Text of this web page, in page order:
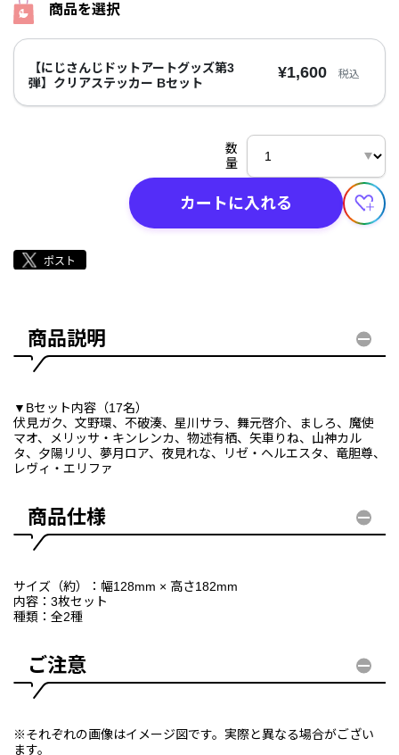
商品を選択
【にじさんじドットアートグッズ第3
弾】クリアステッカー Bセット
¥1,600 税込
数
量
カートに入れる
商品説明
▼Bセット内容（17名）
伏見ガク、文野環、不破湊、星川サラ、舞元啓介、ましろ、魔使
マオ、メリッサ・キンレンカ、物述有栖、矢車りね、山神カル
タ、夕陽リリ、夢月ロア、夜見れな、リゼ・ヘルエスタ、竜胆尊、
レヴィ・エリファ
商品仕様
サイズ（約）：幅128mm × 高さ182mm
内容：3枚セット
種類：全2種
ご注意
※それぞれの画像はイメージ図です。実際と異なる場合がござい
ます。